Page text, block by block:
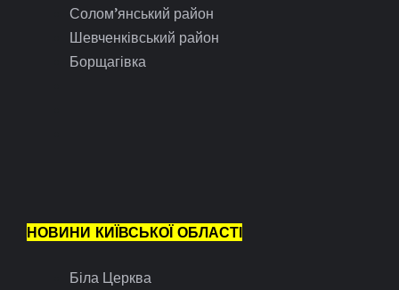
Солом’янський район
Шевченківський район
Борщагівка
НОВИНИ КИЇВСЬКОЇ ОБЛАСТІ
Біла Церква